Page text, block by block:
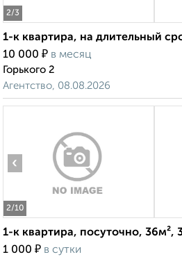
2/3
1-к квартира, на длительный
10 000 ₽ в месяц
Горького 2
Агентство, 08.08.2026
2/10
‹
1-к квартира, посуточно, 36м²,
1 000 ₽ в сутки